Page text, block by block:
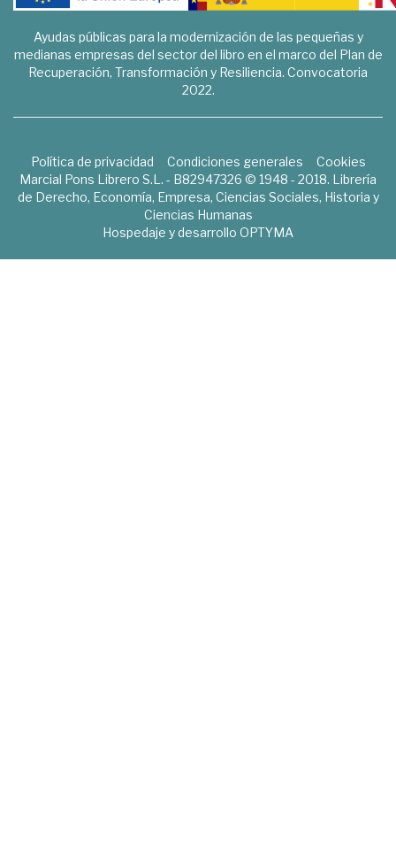
Ayudas públicas para la modernización de las pequeñas y
medianas empresas del sector del libro en el marco del Plan de
Recuperación, Transformación y Resiliencia. Convocatoria
2022.
Política de privacidad Condiciones generales
Cookies
Marcial Pons Librero S.L. - B82947326 © 1948 - 2018. Librería
de Derecho, Economía, Empresa, Ciencias Sociales, Historia y
Ciencias Humanas
Hospedaje y desarrollo OPTYMA